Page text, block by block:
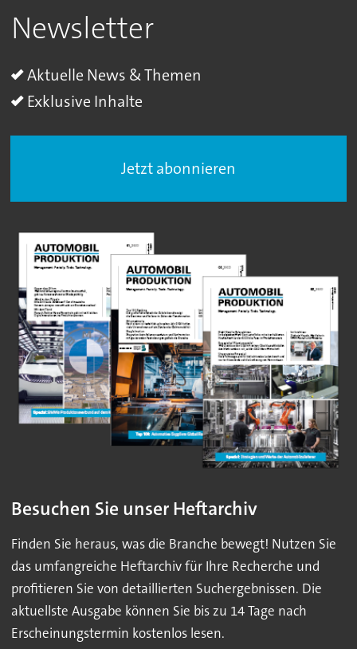
Newsletter
Aktuelle News & Themen
Exklusive Inhalte
Jetzt abonnieren
Besuchen Sie unser Heftarchiv
Finden Sie heraus, was die Branche bewegt! Nutzen Sie
das umfangreiche Heftarchiv für Ihre Recherche und
profitieren Sie von detaillierten Suchergebnissen. Die
aktuellste Ausgabe können Sie bis zu 14 Tage nach
Erscheinungstermin kostenlos lesen.